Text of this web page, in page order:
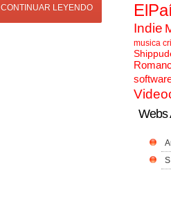
CONTINUAR LEYENDO
Indie
musica
Webs